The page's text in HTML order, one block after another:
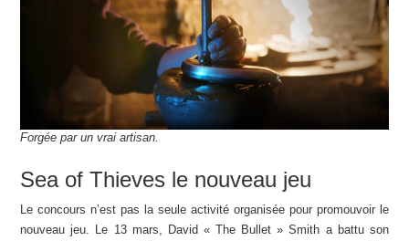
Forgée par un vrai artisan.
Sea of Thieves le nouveau jeu
Le concours n’est pas la seule activité organisée pour promouvoir le
nouveau jeu. Le 13 mars, David « The Bullet » Smith a battu son